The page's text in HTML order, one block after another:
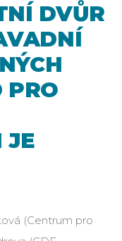
DVŮR
PRO
JE
(Centrum pro